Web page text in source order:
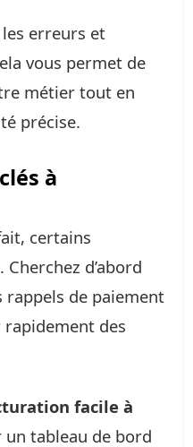
erreurs et
vous permet de
métier tout en
précise.
à
certains
d’abord
de paiement
rapidement des
facile à
tableau de bord